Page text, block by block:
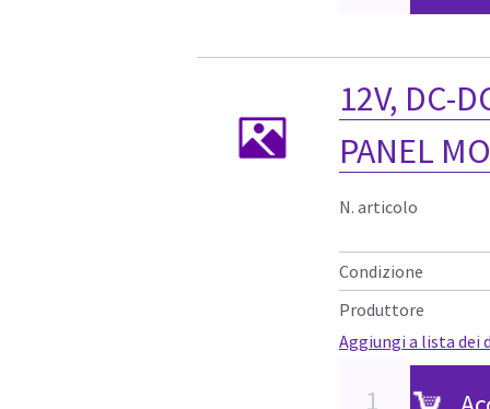
12V, DC-
PANEL
N. articolo
Condizione
Produttore
Aggiungi a lista dei